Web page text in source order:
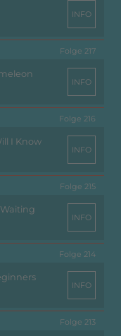
INFO
Folge 217
INFO
Folge 216
I Know
INFO
Folge 215
INFO
Folge 214
INFO
Folge 213